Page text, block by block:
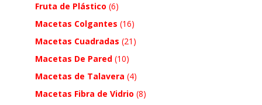
Fruta de Plástico (6)
Macetas Colgantes (16)
Macetas Cuadradas (21)
Macetas De Pared (10)
Macetas de Talavera (4)
Macetas Fibra de Vidrio (8)